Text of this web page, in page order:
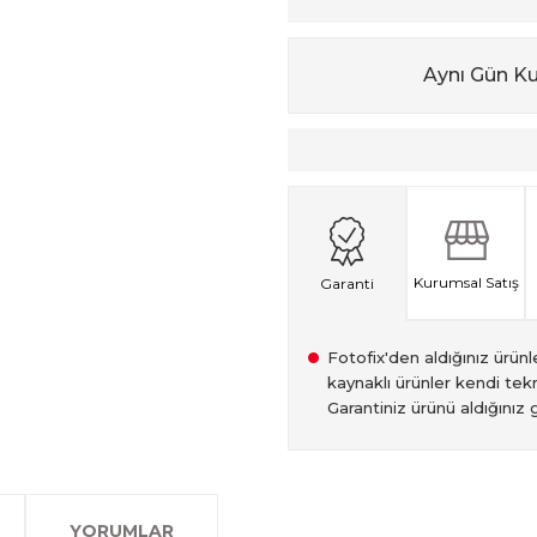
Aynı Gün
Garanti Kurumsal Satış
Fotofix'den aldığınız
kaynaklı ürünler kendi
Garantiniz ürünü
YORUMLAR